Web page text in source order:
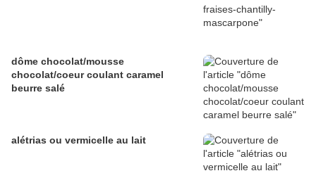
dôme chocolat/mousse
chocolat/coeur coulant caramel
beurre salé
alétrias ou vermicelle au lait